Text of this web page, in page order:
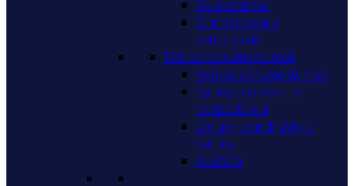
Munkatársak
Činnosť útvaru
astronómie
Fontos dokumentumok
Fontos dokumentumok
Správy o činnosti a
hospodárení
Zmluvy, objednávky a
faktúry
Akvizícia